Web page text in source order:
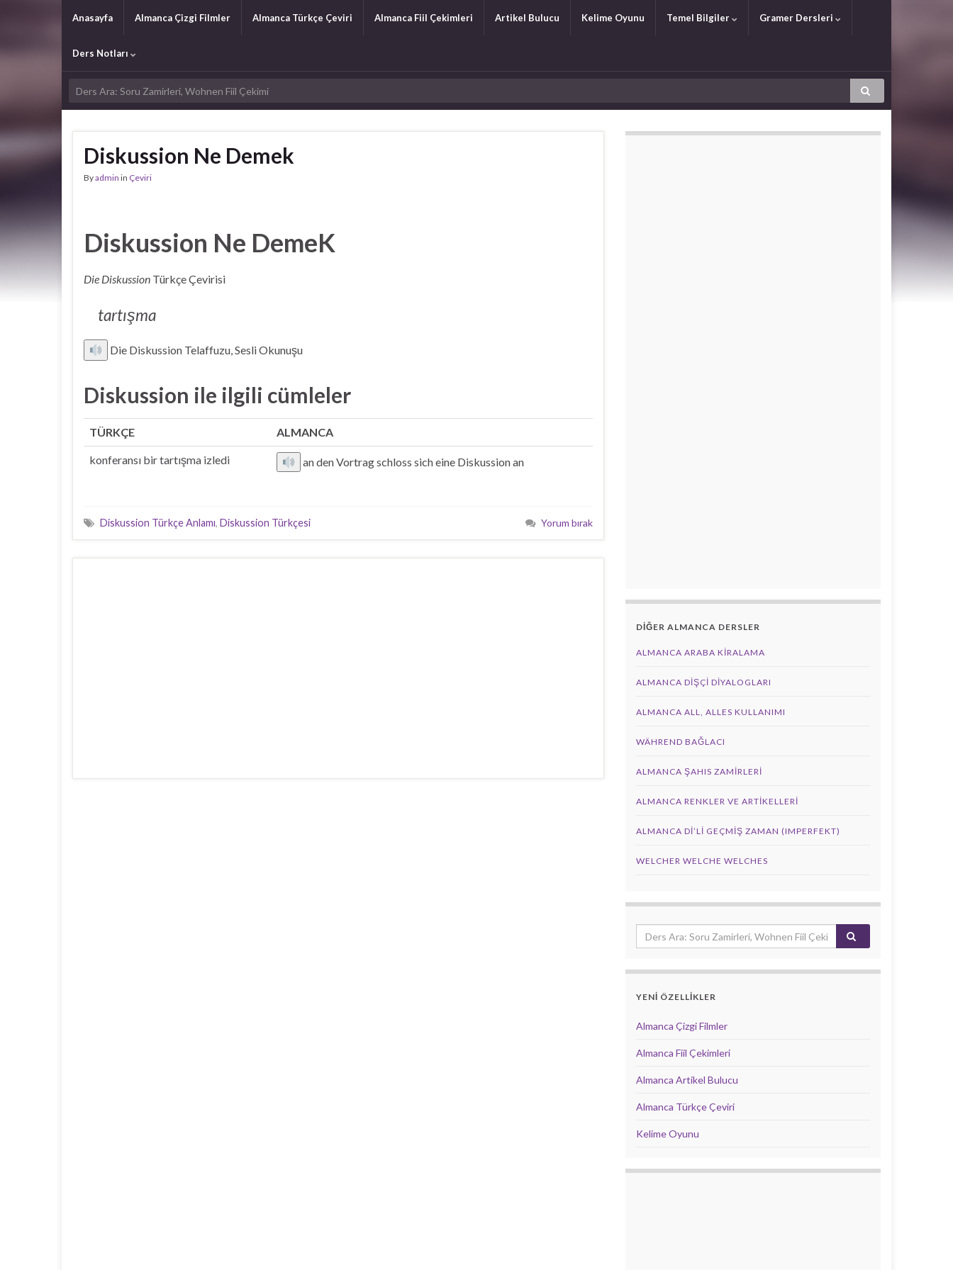
Anasayfa Almanca Çizgi Filmler Almanca Türkçe Çeviri Almanca Fiil Çekimleri Artikel Bulucu Kelime Oyunu Temel Bilgiler Gramer Dersleri
Ders Notları
Diskussion Ne Demek
Byadmin in Çeviri
Diskussion Ne DemeK
Die Diskussion Türkçe Çevirisi
tartışma
Die Diskussion Telaffuzu, Sesli Okunuşu
Diskussion ile ilgili cümleler
TÜRKÇE ALMANCA
konferansı bir tartışma izledi an den Vortrag schloss sich eine Diskussion an
Diskussion Türkçe Anlamı, Diskussion Türkçesi Yorum bırak
DİĞER ALMANCA DERSLER
ALMANCA ARABA KIRALAMA
ALMANCA DIŞÇI DIYALOGLARI
ALMANCA ALL, ALLES KULLANIMI
WÄHREND BAĞLACI
ALMANCA ŞAHIS ZAMIRLERI
ALMANCA RENKLER VE ARTIKELLERI
ALMANCA DI’LI GEÇMIŞ ZAMAN (IMPERFEKT)
WELCHER WELCHE WELCHES
YENİ ÖZELLİKLER
Almanca Çizgi Filmler
Almanca Fiil Çekimleri
Almanca Artikel Bulucu
Almanca Türkçe Çeviri
Kelime Oyunu